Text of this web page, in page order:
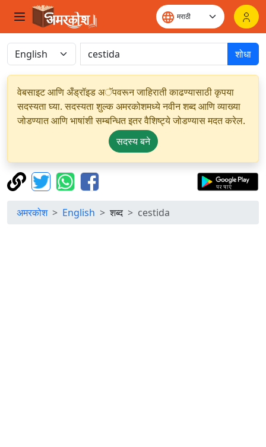
शोधा
वेबसाइट आणि अँड्रॉइड अॅपवरून जाहिराती काढण्यासाठी कृपया
सदस्यता घ्या. सदस्यता शुल्क अमरकोशमध्ये नवीन शब्द आणि व्याख्या
जोडण्यात आणि भाषांशी सम्बन्धित इतर वैशिष्ट्ये जोडण्यास मदत करेल.
सदस्य बने
अमरकोश English शब्द cestida